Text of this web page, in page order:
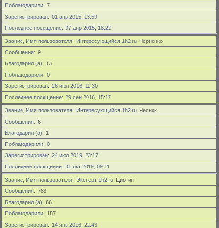
Поблагодарили
7
Зарегистрирован
01 апр 2015, 13:59
Последнее посещение
07 апр 2015, 18:22
Звание, Имя пользователя Интересующийся 1h2.ru Черненко
Сообщения
9
Благодарил (а)
13
Поблагодарили
0
Зарегистрирован
26 июл 2016, 11:30
Последнее посещение
29 сен 2016, 15:17
Звание, Имя пользователя Интересующийся 1h2.ru Чеснок
Сообщения
6
Благодарил (а)
1
Поблагодарили
0
Зарегистрирован
24 июл 2019, 23:17
Последнее посещение
01 окт 2019, 09:11
Звание, Имя пользователя Эксперт 1h2.ru Циотин
Сообщения
783
Благодарил (а)
66
Поблагодарили
187
Зарегистрирован
14 янв 2016, 22:43